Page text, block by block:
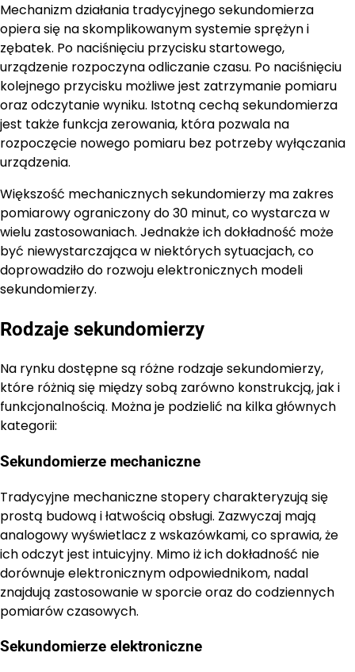
Mechanizm działania tradycyjnego sekundomierza
opiera się na skomplikowanym systemie sprężyn i
zębatek. Po naciśnięciu przycisku startowego,
urządzenie rozpoczyna odliczanie czasu. Po naciśnięciu
kolejnego przycisku możliwe jest zatrzymanie pomiaru
oraz odczytanie wyniku. Istotną cechą sekundomierza
jest także funkcja zerowania, która pozwala na
rozpoczęcie nowego pomiaru bez potrzeby wyłączania
urządzenia.
Większość mechanicznych sekundomierzy ma zakres
pomiarowy ograniczony do 30 minut, co wystarcza w
wielu zastosowaniach. Jednakże ich dokładność może
być niewystarczająca w niektórych sytuacjach, co
doprowadziło do rozwoju elektronicznych modeli
sekundomierzy.
Rodzaje sekundomierzy
Na rynku dostępne są różne rodzaje sekundomierzy,
które różnią się między sobą zarówno konstrukcją, jak i
funkcjonalnością. Można je podzielić na kilka głównych
kategorii:
Sekundomierze mechaniczne
Tradycyjne mechaniczne stopery charakteryzują się
prostą budową i łatwością obsługi. Zazwyczaj mają
analogowy wyświetlacz z wskazówkami, co sprawia, że
ich odczyt jest intuicyjny. Mimo iż ich dokładność nie
dorównuje elektronicznym odpowiednikom, nadal
znajdują zastosowanie w sporcie oraz do codziennych
pomiarów czasowych.
Sekundomierze elektroniczne